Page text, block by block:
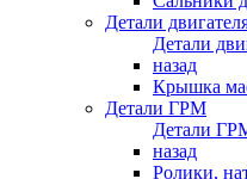
Детали
Детали
назад
Крышка
Детали ГРМ
Детали
назад
Ролики,